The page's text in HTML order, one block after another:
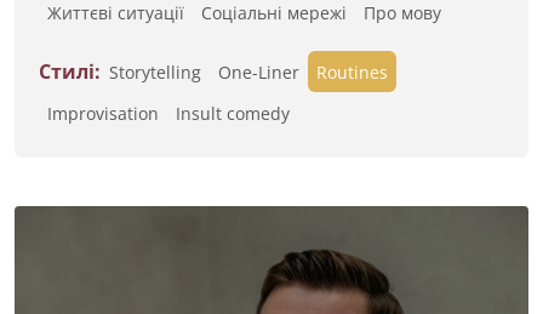
Життєві ситуації
Cоціальні мережі Про мову
Стилі: Storytelling One-Liner
Routines
Improvisation
Insult comedy